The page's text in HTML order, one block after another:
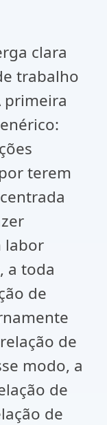
clara
trabalho
primeira
terem
labor
a toda
de
de
modo, a
de
de